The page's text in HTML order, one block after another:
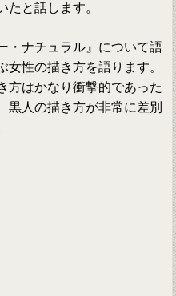
たと話します。
・ナチュラル』について語
女性の描き方を語ります。
方はかなり衝撃的であった
黒人の描き方が非常に差別